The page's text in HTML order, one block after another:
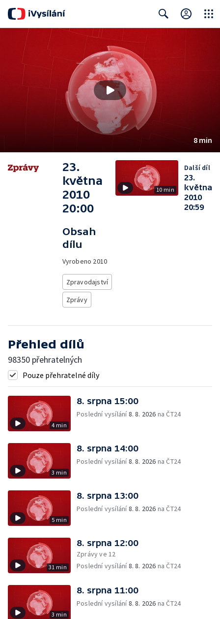
8 min
23.
května
2010
20:00
Obsah
dílu
Vyrobeno 2010
Zpravodajství
Zprávy
10 min
Další díl
23.
května
2010
20:59
Přehled dílů
98350 přehratelných
Pouze přehratelné díly
4 min
8. srpna 15:00
Poslední vysílání8. 8. 2026 na ČT24
3 min
8. srpna 14:00
Poslední vysílání8. 8. 2026 na ČT24
5 min
8. srpna 13:00
Poslední vysílání8. 8. 2026 na ČT24
31 min
8. srpna 12:00
Zprávy ve 12
Poslední vysílání8. 8. 2026 na ČT24
3 min
8. srpna 11:00
Poslední vysílání8. 8. 2026 na ČT24